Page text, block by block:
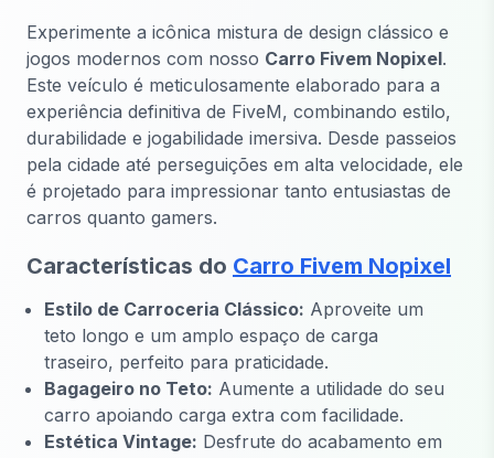
Experimente a icônica mistura de design clássico e
jogos modernos com nosso Carro Fivem Nopixel.
Este veículo é meticulosamente elaborado para a
experiência definitiva de FiveM, combinando estilo,
durabilidade e jogabilidade imersiva. Desde passeios
pela cidade até perseguições em alta velocidade, ele
é projetado para impressionar tanto entusiastas de
carros quanto gamers.
Características do Carro Fivem Nopixel
Estilo de Carroceria Clássico: Aproveite um
teto longo e um amplo espaço de carga
traseiro, perfeito para praticidade.
Bagageiro no Teto: Aumente a utilidade do seu
carro apoiando carga extra com facilidade.
Estética Vintage: Desfrute do acabamento em